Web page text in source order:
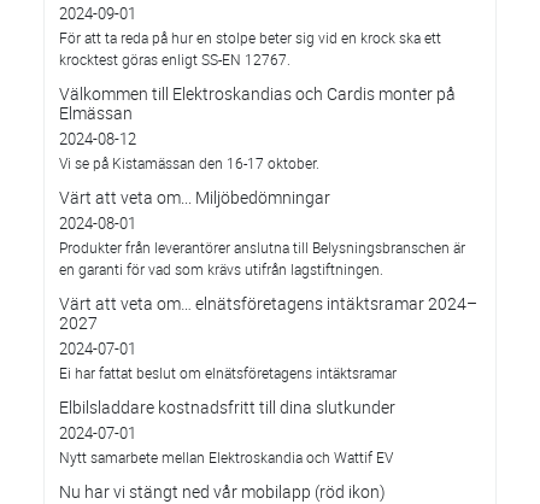
2024-09-01
För att ta reda på hur en stolpe beter sig vid en krock ska ett
krocktest göras enligt SS-EN 12767.
Välkommen till Elektroskandias och Cardis monter på
Elmässan
2024-08-12
Vi se på Kistamässan den 16-17 oktober.
Värt att veta om... Miljöbedömningar
2024-08-01
Produkter från leverantörer anslutna till Belysningsbranschen är
en garanti för vad som krävs utifrån lagstiftningen.
Värt att veta om… elnätsföretagens intäktsramar 2024–
2027
2024-07-01
Ei har fattat beslut om elnätsföretagens intäktsramar
Elbilsladdare kostnadsfritt till dina slutkunder
2024-07-01
Nytt samarbete mellan Elektroskandia och Wattif EV
Nu har vi stängt ned vår mobilapp (röd ikon)